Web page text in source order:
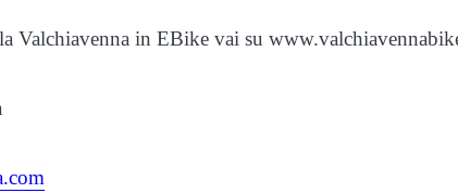
Valchiavenna in EBike vai su